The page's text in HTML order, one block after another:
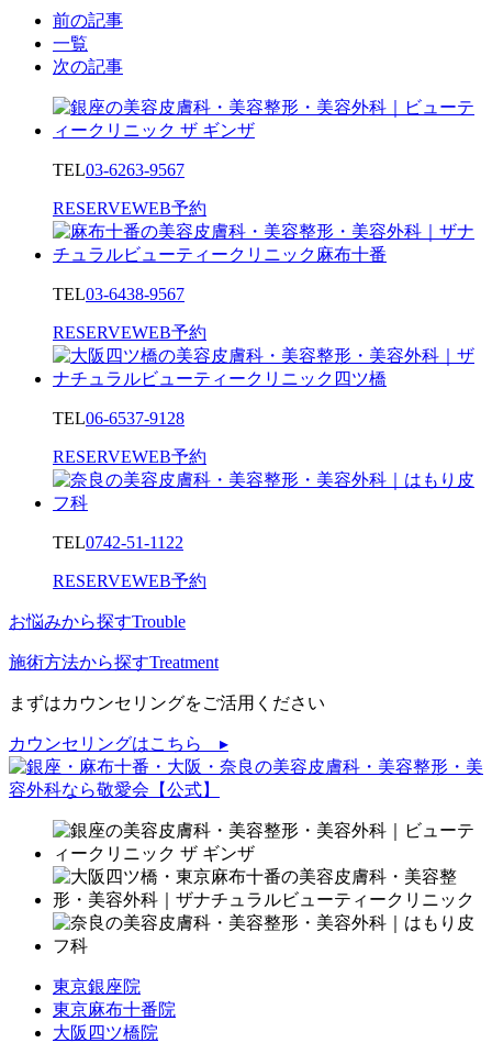
前の記事
一覧
次の記事
TEL03-6263-9567
RESERVEWEB予約
TEL03-6438-9567
RESERVEWEB予約
TEL06-6537-9128
RESERVEWEB予約
TEL0742-51-1122
RESERVEWEB予約
お悩みから探すTrouble
施術方法から探すTreatment
まずはカウンセリングをご活用ください
カウンセリングはこちら ▸
東京銀座院
東京麻布十番院
大阪四ツ橋院